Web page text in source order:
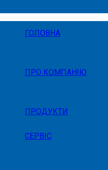
ГОЛОВНА
ПРО КОМПАНІЮ
ПРОДУКТИ
СЕРВІС